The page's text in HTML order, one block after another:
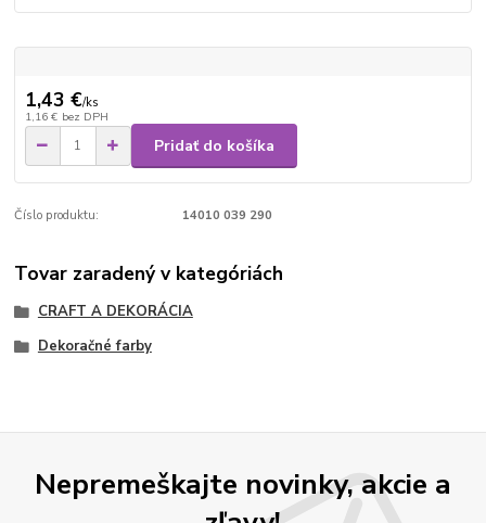
1,43 €/ks
1,16 € bez DPH
Pridať do košíka
Číslo produktu: 14010 039 290
Tovar zaradený v kategóriách
CRAFT A DEKORÁCIA
Dekoračné farby
Nepremeškajte novinky, akcie a